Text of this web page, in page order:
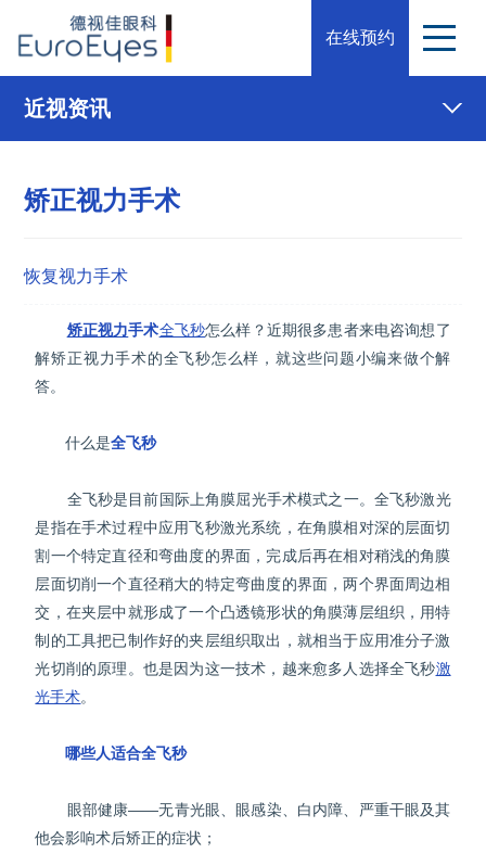
在线预约
近视资讯
矫正视力手术
恢复视力手术
矫正视力手术全飞秒怎么样？近期很多患者来电咨询想了
解矫正视力手术的全飞秒怎么样，就这些问题小编来做个解
答。
什么是全飞秒
全飞秒是目前国际上角膜屈光手术模式之一。全飞秒激光
是指在手术过程中应用飞秒激光系统，在角膜相对深的层面切
割一个特定直径和弯曲度的界面，完成后再在相对稍浅的角膜
层面切削一个直径稍大的特定弯曲度的界面，两个界面周边相
交，在夹层中就形成了一个凸透镜形状的角膜薄层组织，用特
制的工具把已制作好的夹层组织取出，就相当于应用准分子激
光切削的原理。也是因为这一技术，越来愈多人选择全飞秒激
光手术。
哪些人适合全飞秒
眼部健康——无青光眼、眼感染、白内障、严重干眼及其
他会影响术后矫正的症状；